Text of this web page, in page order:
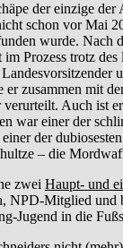
der einzige
schon vor Mai
wurde. Nach
Prozess trotz
er zusammen mit
verurteilt. Auch ist
war einer der
der
– die
zwei Haupt- und
NPD-Mitglied und
Jugend in die